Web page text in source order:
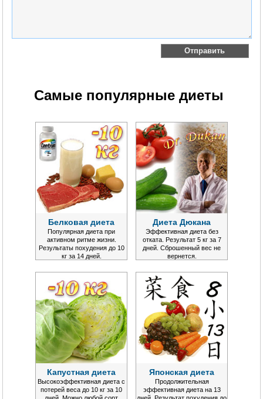
Самые популярные диеты
Белковая диета
Популярная диета при
активном ритме жизни.
Результаты похудения до 10
кг за 14 дней.
Диета Дюкана
Эффективная диета без
отката. Результат 5 кг за 7
дней. Сброшенный вес не
вернется.
Капустная диета
Высокоэффективная диета с
потерей веса до 10 кг за 10
Японская диета
Продолжительная
эффективная диета на 13